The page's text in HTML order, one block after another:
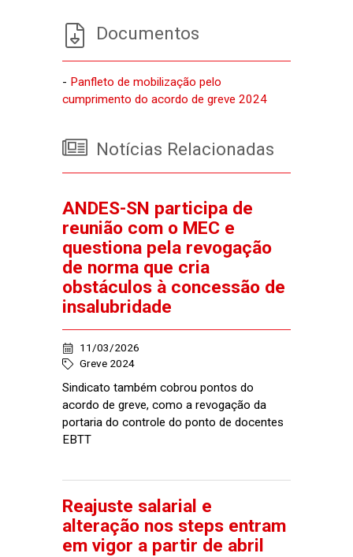
Documentos
- Panfleto de mobilização pelo
cumprimento do acordo de greve 2024
Notícias Relacionadas
ANDES-SN participa de
reunião com o MEC e
questiona pela revogação
de norma que cria
obstáculos à concessão de
insalubridade
11/03/2026
Greve 2024
Sindicato também cobrou pontos do
acordo de greve, como a revogação da
portaria do controle do ponto de docentes
EBTT
Reajuste salarial e
alteração nos steps entram
em vigor a partir de abril